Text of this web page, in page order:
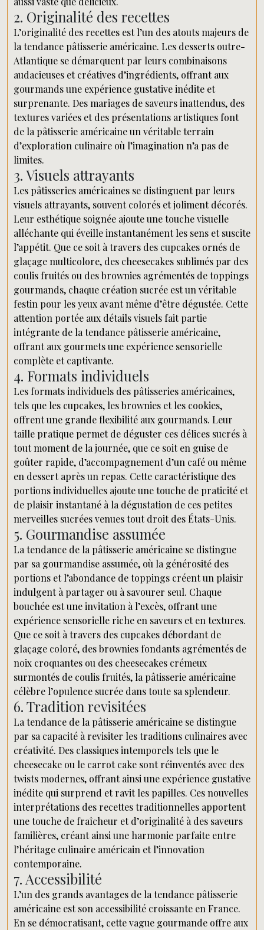
2. Originalité des recettes
L’originalité des recettes est l’un des atouts majeurs de
la tendance pâtisserie américaine. Les desserts outre-
Atlantique se démarquent par leurs combinaisons
audacieuses et créatives d’ingrédients, offrant aux
gourmands une expérience gustative inédite et
surprenante. Des mariages de saveurs inattendus, des
textures variées et des présentations artistiques font
de la pâtisserie américaine un véritable terrain
d’exploration culinaire où l’imagination n’a pas de
limites.
3. Visuels attrayants
Les pâtisseries américaines se distinguent par leurs
visuels attrayants, souvent colorés et joliment décorés.
Leur esthétique soignée ajoute une touche visuelle
alléchante qui éveille instantanément les sens et suscite
l’appétit. Que ce soit à travers des cupcakes ornés de
glaçage multicolore, des cheesecakes sublimés par des
coulis fruités ou des brownies agrémentés de toppings
gourmands, chaque création sucrée est un véritable
festin pour les yeux avant même d’être dégustée. Cette
attention portée aux détails visuels fait partie
intégrante de la tendance pâtisserie américaine,
offrant aux gourmets une expérience sensorielle
complète et captivante.
4. Formats individuels
Les formats individuels des pâtisseries américaines,
tels que les cupcakes, les brownies et les cookies,
offrent une grande flexibilité aux gourmands. Leur
taille pratique permet de déguster ces délices sucrés à
tout moment de la journée, que ce soit en guise de
goûter rapide, d’accompagnement d’un café ou même
en dessert après un repas. Cette caractéristique des
portions individuelles ajoute une touche de praticité et
de plaisir instantané à la dégustation de ces petites
merveilles sucrées venues tout droit des États-Unis.
5. Gourmandise assumée
La tendance de la pâtisserie américaine se distingue
par sa gourmandise assumée, où la générosité des
portions et l’abondance de toppings créent un plaisir
indulgent à partager ou à savourer seul. Chaque
bouchée est une invitation à l’excès, offrant une
expérience sensorielle riche en saveurs et en textures.
Que ce soit à travers des cupcakes débordant de
glaçage coloré, des brownies fondants agrémentés de
noix croquantes ou des cheesecakes crémeux
surmontés de coulis fruités, la pâtisserie américaine
célèbre l’opulence sucrée dans toute sa splendeur.
6. Tradition revisitées
La tendance de la pâtisserie américaine se distingue
par sa capacité à revisiter les traditions culinaires avec
créativité. Des classiques intemporels tels que le
cheesecake ou le carrot cake sont réinventés avec des
twists modernes, offrant ainsi une expérience gustative
inédite qui surprend et ravit les papilles. Ces nouvelles
interprétations des recettes traditionnelles apportent
une touche de fraîcheur et d’originalité à des saveurs
familières, créant ainsi une harmonie parfaite entre
l’héritage culinaire américain et l’innovation
contemporaine.
7. Accessibilité
L’un des grands avantages de la tendance pâtisserie
américaine est son accessibilité croissante en France.
En se démocratisant, cette vague gourmande offre aux